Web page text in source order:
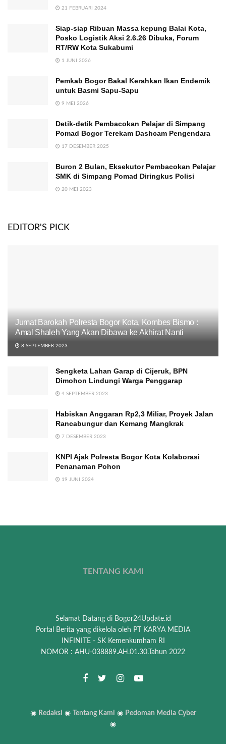
21 FEBRUARI 2024
Siap-siap Ribuan Massa kepung Balai Kota,
Posko Logistik Aksi 2.6.26 Dibuka, Forum
RT/RW Kota Sukabumi
1 JUNI 2026
Pemkab Bogor Bakal Kerahkan Ikan Endemik
untuk Basmi Sapu-Sapu
9 MEI 2026
Detik-detik Pembacokan Pelajar di Simpang
Pomad Bogor Terekam Dashcam Pengendara
17 DESEMBER 2025
Buron 2 Bulan, Eksekutor Pembacokan Pelajar
SMK di Simpang Pomad Diringkus Polisi
20 MEI 2023
EDITOR'S PICK
Jumat Barokah Polresta Bogor Kota, Kombes Bismo :
Amal Shaleh Yang Akan Dibawa ke Akhirat Nanti
8 SEPTEMBER 2023
Sengketa Lahan Garap di Cijeruk, BPN
Dimohon Lindungi Warga Penggarap
4 SEPTEMBER 2023
Habiskan Anggaran Rp2,3 Miliar, Proyek Jalan
Rancabungur dan Kemang Mangkrak
7 DESEMBER 2023
KNPI Ajak Polresta Bogor Kota Kolaborasi
Penanaman Pohon
19 JUNI 2024
TENTANG KAMI
Selamat Datang di Bogor24Update.id
Portal Berita yang dikelola oleh PT KARYA MEDIA
INFINITE - SK Kemenkumham RI
NOMOR : AHU-038889.AH.01.30.Tahun 2022
◉ Redaksi ◉ Tentang Kami ◉ Pedoman Media Cyber
◉